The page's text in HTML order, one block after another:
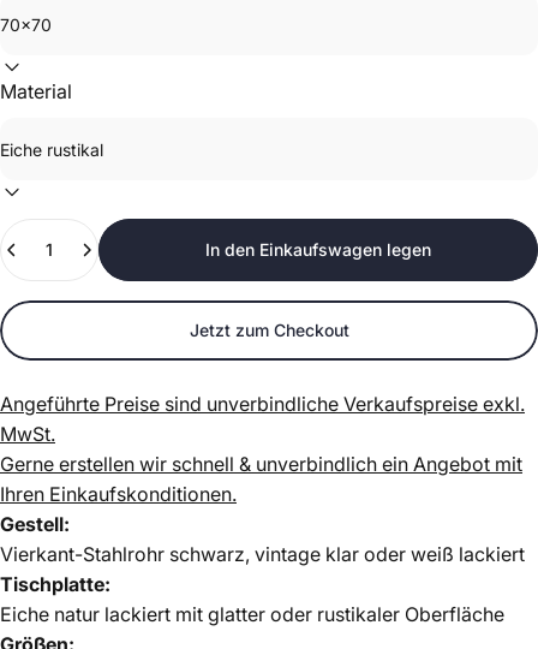
Material
Anzahl
In den Einkaufswagen legen
Jetzt zum Checkout
Angeführte Preise sind unverbindliche Verkaufspreise exkl.
MwSt.
Gerne erstellen wir schnell & unverbindlich ein Angebot mit
Ihren Einkaufskonditionen.
Gestell:
Vierkant-Stahlrohr schwarz, vintage klar oder weiß lackiert
Tischplatte:
Eiche natur lackiert mit glatter oder rustikaler Oberfläche